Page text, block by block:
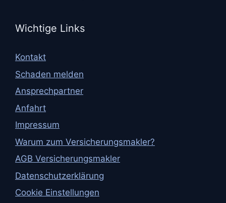
Wichtige Links
Kontakt
Schaden melden
Ansprechpartner
Anfahrt
Impressum
Warum zum Versicherungsmakler?
AGB Versicherungsmakler
Datenschutzerklärung
Cookie Einstellungen